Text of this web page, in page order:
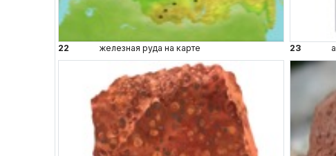
22 железная руда на карте 23